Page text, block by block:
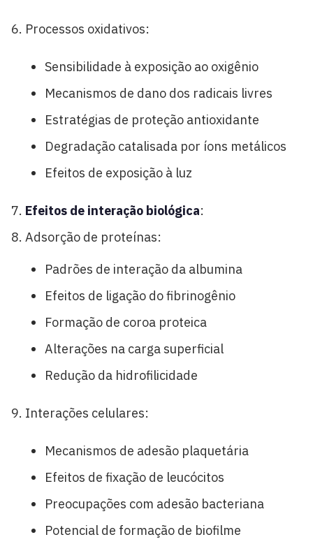
Processos oxidativos:
Sensibilidade à exposição ao oxigênio
Mecanismos de dano dos radicais livres
Estratégias de proteção antioxidante
Degradação catalisada por íons metálicos
Efeitos de exposição à luz
Efeitos de interação biológica:
Adsorção de proteínas:
Padrões de interação da albumina
Efeitos de ligação do fibrinogênio
Formação de coroa proteica
Alterações na carga superficial
Redução da hidrofilicidade
Interações celulares:
Mecanismos de adesão plaquetária
Efeitos de fixação de leucócitos
Preocupações com adesão bacteriana
Potencial de formação de biofilme